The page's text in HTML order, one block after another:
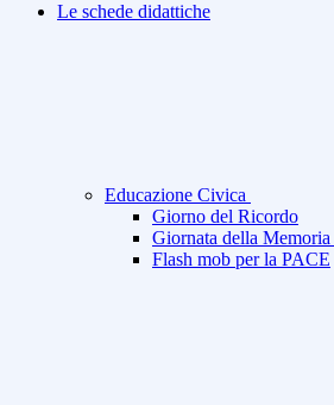
Le schede didattiche
Educazione Civica
Giorno del Ricordo
Giornata della
Flash mob per la PACE